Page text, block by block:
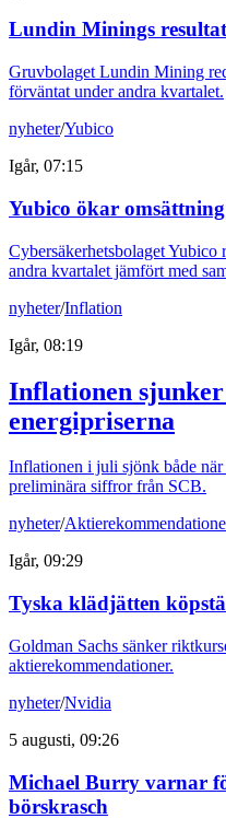
Lundin Minings
Gruvbolaget Lundin Mining
förväntat under andra kvartalet.
nyheter/Yubico
Igår, 07:15
Yubico ökar
Cybersäkerhetsbolaget
andra kvartalet jämfört med
nyheter/Inflation
Igår, 08:19
Inflationen
energipriserna
Inflationen i juli sjönk både
preliminära siffror från SCB.
nyheter/
Igår, 09:29
Tyska klädjätten
Goldman Sachs sänker
aktierekommendationer.
nyheter/Nvidia
5 augusti, 09:26
Michael Burry varnar
börskrasch